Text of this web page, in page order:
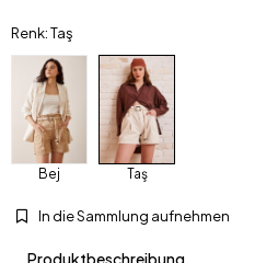
Renk: Taş
Bej Taş
In die Sammlung aufnehmen
Produktbeschreibung